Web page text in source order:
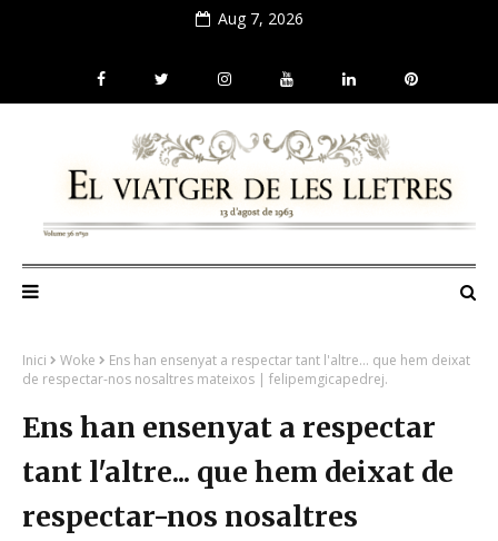
Aug 7, 2026
Inici Woke
Ens han ensenyat a respectar tant l'altre... que hem deixat
de respectar-nos nosaltres mateixos | felipemgicapedrej.
Ens han ensenyat a respectar
tant l'altre... que hem deixat de
respectar-nos nosaltres